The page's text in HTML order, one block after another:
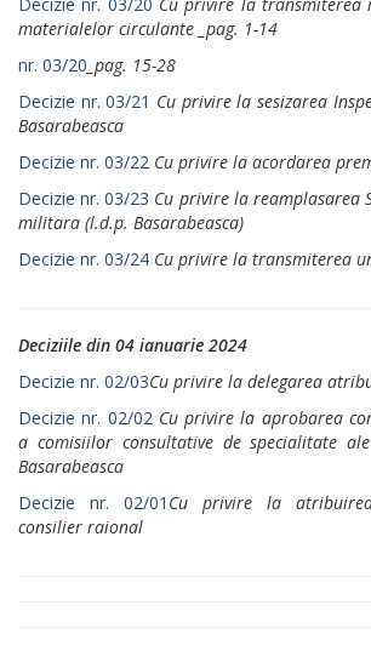
materialelor circulante _pag. 1-14
nr. 03/20 _pag. 15-28
Decizie nr. 03/21 Cu privire la sesizarea
Basarabeasca
Decizie nr. 03/22 Cu privire la acordarea
Decizie nr. 03/23 Cu privire la reamplasarea
militara (l.d.p. Basarabeasca)
Decizie nr. 03/24 Cu privire la transmiterea
Deciziile din 04 ianuarie 2024
Decizie nr. 02/03Cu privire la delegarea
Decizie nr. 02/02 Cu privire lа арrоbаrеа
а comisiilor consultative de specialitate
Basarabeasca
Decizie nr. 02/01 Cu рrivirе lа
consilier rаiоnаl